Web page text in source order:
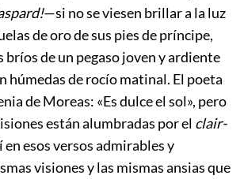
—si no se viesen brillar a la luz
de oro de sus pies de príncipe,
bríos de un pegaso joven y ardiente
húmedas de rocío matinal. El poeta
de Moreas: «Es dulce el sol», pero
están alumbradas por el clair-
en esos versos admirables y
visiones y las mismas ansias que